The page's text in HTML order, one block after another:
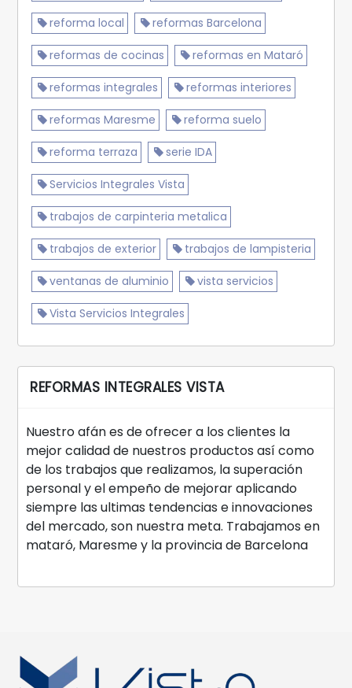
reforma local reformas Barcelona
reformas de cocinas reformas en Mataró
reformas integrales reformas interiores
reformas Maresme reforma suelo
reforma terraza serie IDA
Servicios Integrales Vista
trabajos de carpinteria metalica
trabajos de exterior trabajos de lampisteria
ventanas de aluminio vista servicios
Vista Servicios Integrales
REFORMAS INTEGRALES VISTA
Nuestro afán es de ofrecer a los clientes la
mejor calidad de nuestros productos así como
de los trabajos que realizamos, la superación
personal y el empeño de mejorar aplicando
siempre las ultimas tendencias e innovaciones
del mercado, son nuestra meta. Trabajamos en
mataró, Maresme y la provincia de Barcelona